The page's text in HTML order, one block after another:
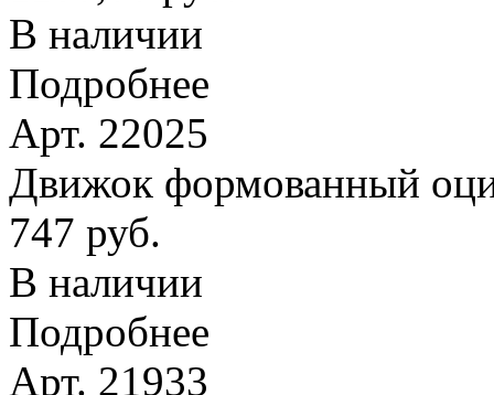
В наличии
Подробнее
Арт. 22025
Движок формованный
747 руб.
В наличии
Подробнее
Арт. 21933